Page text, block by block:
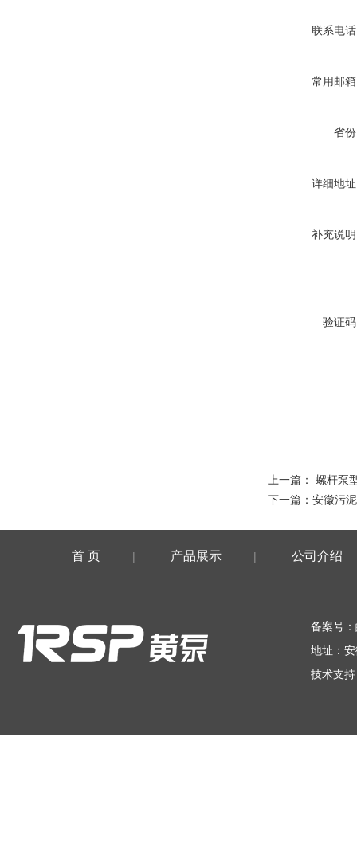
联系电
常用邮
省
详细地
补充说
验证
上一篇： 螺杆泵
下一篇： 安徽污
首 页 | 产品展示 | 公司介绍
备案号：
地址：
技术支